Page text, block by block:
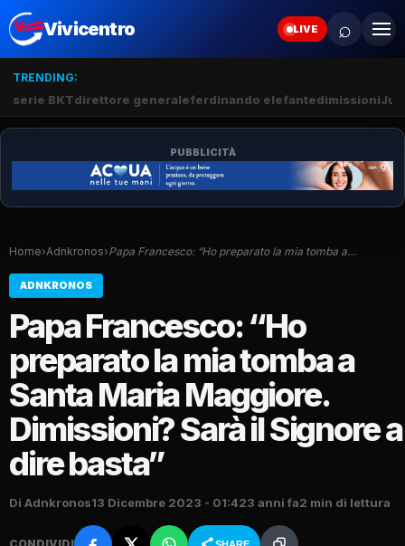
Vivicentro LIVE ⌕
TRENDING:
serie BKTdirettore generaleferdinando elefantedimissioni
PUBBLICITÀ
Home›Adnkronos›Papa Francesco: “Ho preparato la mia tomba a…
ADNKRONOS
Papa Francesco: “Ho
preparato la mia tomba a
Santa Maria Maggiore.
Dimissioni? Sarà il Signore a
dire basta”
Di Adnkronos13 Dicembre 2023 - 01:423 anni fa2 min di lettura